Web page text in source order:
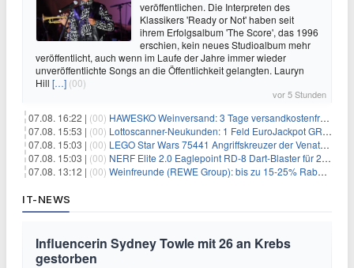
veröffentlichen. Die Interpreten des
Klassikers 'Ready or Not' haben seit
ihrem Erfolgsalbum 'The Score', das 1996
erschien, kein neues Studioalbum mehr
veröffentlicht, auch wenn im Laufe der Jahre immer wieder
unveröffentlichte Songs an die Öffentlichkeit gelangten. Lauryn
Hill […] (00)
vor 5 Stunden
07.08. 16:22 | (00) HAWESKO Weinversand: 3 Tage versandkostenfrei bestellen (MBW 25€)
07.08. 15:53 | (00) Lottoscanner-Neukunden: 1 Feld EuroJackpot GRATIS spielen
07.08. 15:03 | (00) LEGO Star Wars 75441 Angriffskreuzer der Venator-Klasse für 50,25€
07.08. 15:03 | (00) NERF Elite 2.0 Eaglepoint RD-8 Dart-Blaster für 20,49€
07.08. 13:12 | (00) Weinfreunde (REWE Group): bis zu 15-25% Rabatt je nach Anzahl der Flaschen
IT-NEWS
Influencerin Sydney Towle mit 26 an Krebs
gestorben